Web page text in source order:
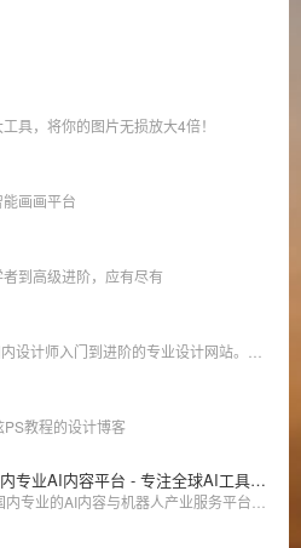
具，将你的图片无损放大4倍！
画画平台
到高级进阶，应有尽有
教程的设计博客
AI星踪岛 - AIXZD - 国内专业AI内容平台 - 专注全球AI工具与机器人产业赋能